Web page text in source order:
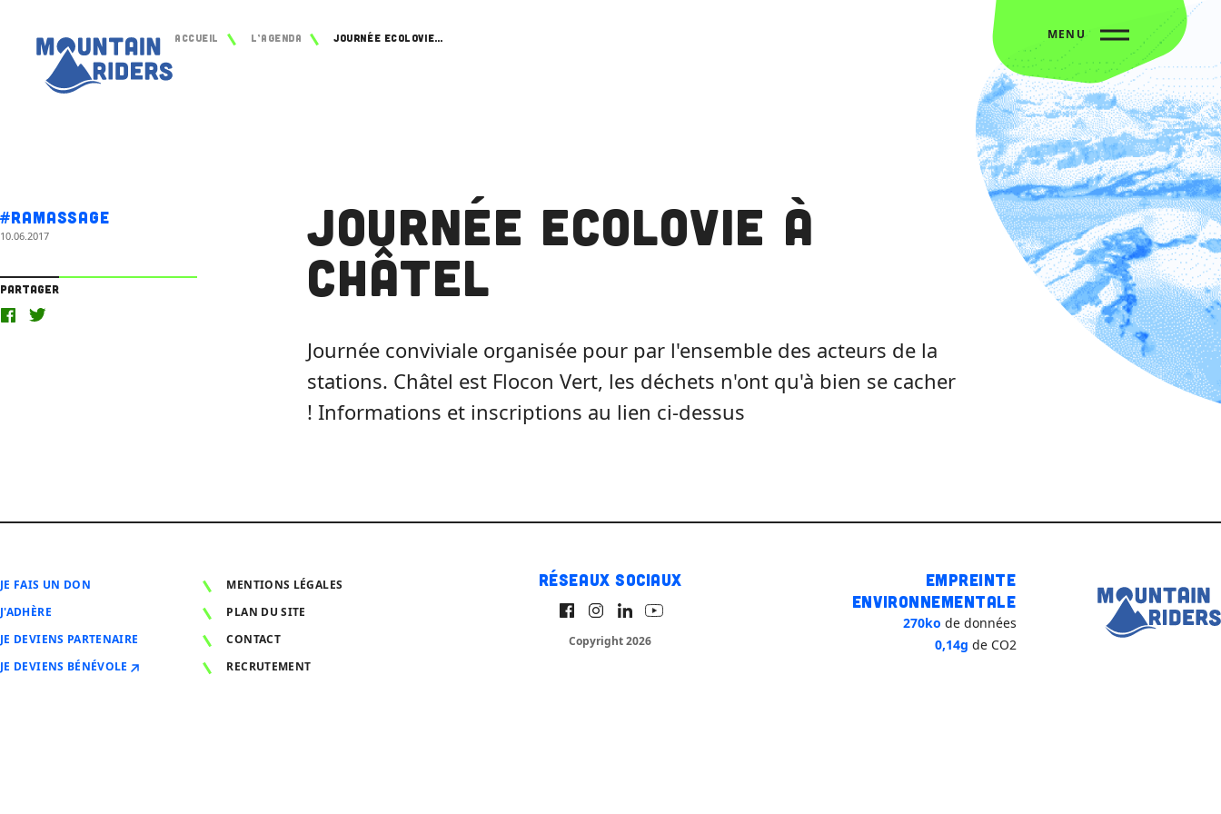
Accueil L’agenda Journée Ecolovie à Châtel MENU
#Ramassage
10.06.2017
Partager
Journée Ecolovie à
Châtel
Journée conviviale organisée pour par l'ensemble des acteurs de la
stations. Châtel est Flocon Vert, les déchets n'ont qu'à bien se cacher
! Informations et inscriptions au lien ci-dessus
JE FAIS UN DON
J'ADHÈRE
JE DEVIENS PARTENAIRE
JE DEVIENS BÉNÉVOLE
MENTIONS LÉGALES
PLAN DU SITE
CONTACT
RECRUTEMENT
Réseaux sociaux
Copyright 2026
Empreinte
environnementale
270ko de données
0,14g de CO2